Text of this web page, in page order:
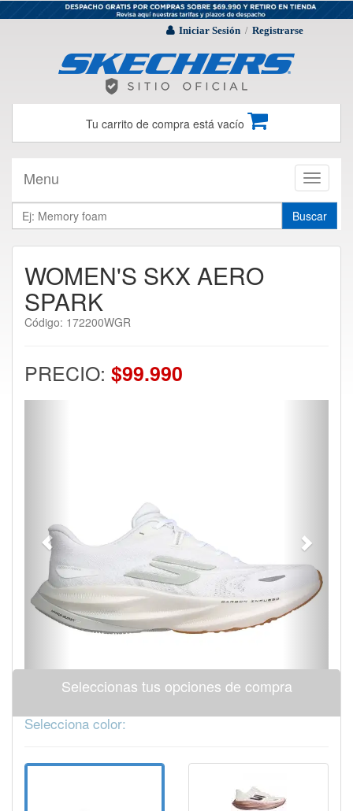
Iniciar Sesión / Registrarse
Tu carrito de compra está vacío
Toggle
Menu
Buscar
WOMEN'S SKX AERO
SPARK
Código: 172200WGR
PRECIO: $99.990
Seleccionas tus opciones de compra
Selecciona color: